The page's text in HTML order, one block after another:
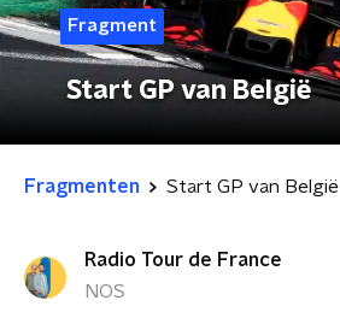
Fragment
Start GP van België
Fragmenten Start GP van België
Radio Tour de France
NOS